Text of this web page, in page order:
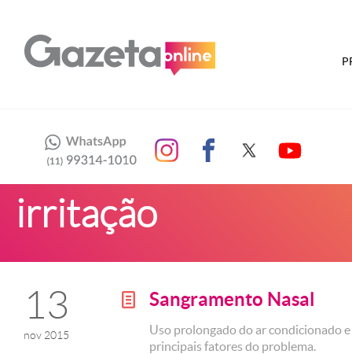
irritação
13
nov 2015
g Sangramento Nasal
Uso prolongado do ar condicionado
principais fatores do problema.